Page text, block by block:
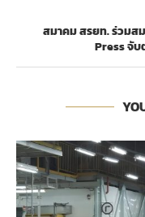
สมาคม สรยท. ร่วมส
Press จับ